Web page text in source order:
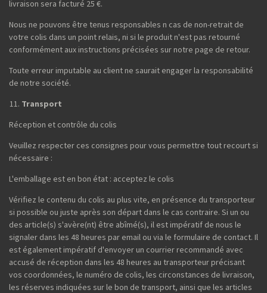
livraison sera facturé 25 €.
Nous ne pouvons être tenus responsables n cas de non-retrait de
votre colis dans un point relais, ni si le produit n'est pas retourné
conformément aux instructions précisées sur notre page de retour.
Toute erreur imputable au client ne saurait engager la responsabilité
de notre société.
Transport
Réception et contrôle du colis
Veuillez respecter ces consignes pour vous permettre tout recourt si
nécessaire :
L'emballage est en bon état : acceptez le colis
Vérifiez le contenu du colis au plus vite, en présence du transporteur
si possible ou juste après son départ dans le cas contraire. Si un ou
des article(s) s'avère(nt) être abîmé(s), il est impératif de nous le
signaler dans les 48 heures par email ou via le formulaire de contact. Il
est également impératif d'envoyer un courrier recommandé avec
accusé de réception dans les 48 heures au transporteur précisant
vos coordonnées, le numéro de colis, les circonstances de livraison,
les réserves indiquées sur le bon de transport, ainsi que les articles